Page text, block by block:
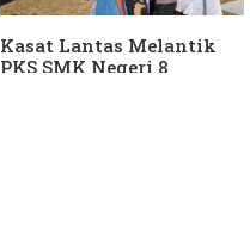
Kasat Lantas Melantik
PKS SMK Negeri 8